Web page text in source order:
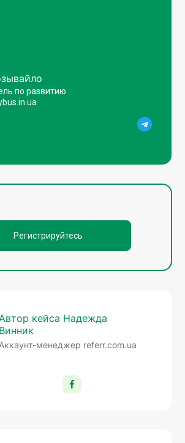
по развитию
Регистрируйтесь
кейса Надежда
Винник
Аккаунт-менеджер referr.com.ua